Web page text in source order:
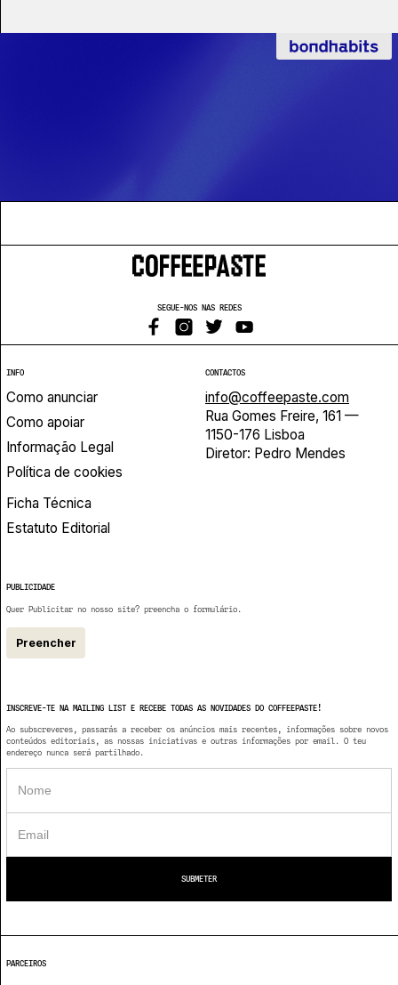
SEGUE-NOS NAS REDES
INFO
Como anunciar
Como apoiar
Informação Legal
Política de cookies
Ficha Técnica
Estatuto Editorial
CONTACTOS
info@coffeepaste.com
Rua Gomes Freire, 161 —
1150-176 Lisboa
Diretor: Pedro Mendes
PUBLICIDADE
Quer Publicitar no nosso site? preencha o formulário.
Preencher
INSCREVE-TE NA MAILING LIST E RECEBE TODAS AS NOVIDADES DO COFFEEPASTE!
Ao subscreveres, passarás a receber os anúncios mais recentes, informações sobre novos
conteúdos editoriais, as nossas iniciativas e outras informações por email. O teu
endereço nunca será partilhado.
PARCEIROS